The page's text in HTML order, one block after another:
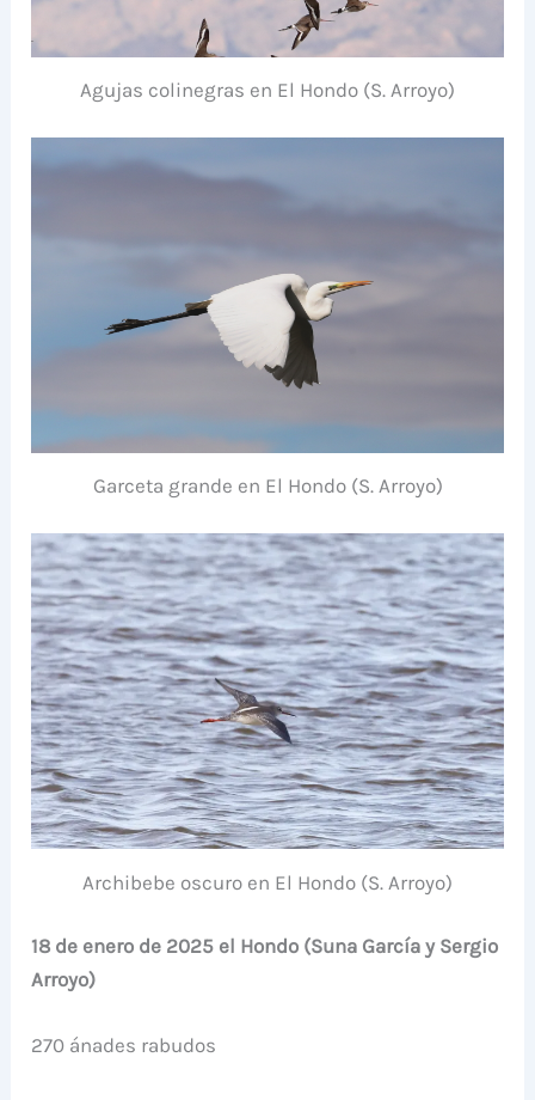
Agujas colinegras en El Hondo (S. Arroyo)
Garceta grande en El Hondo (S. Arroyo)
Archibebe oscuro en El Hondo (S. Arroyo)
18 de enero de 2025 el Hondo (Suna García y Sergio
Arroyo)
270 ánades rabudos